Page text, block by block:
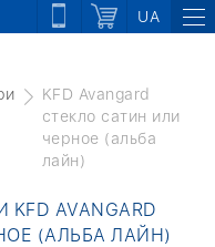
UA
KFD Avangard
стекло сатин или
черное (альба
лайн)
AVANGARD
(АЛЬБА ЛАЙН)